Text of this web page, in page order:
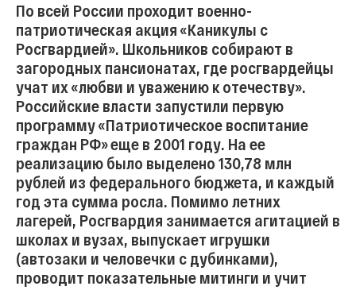
По всей России проходит военно-
патриотическая акция «Каникулы с
Росгвардией». Школьников собирают в
загородных пансионатах, где росгвардейцы
учат их «любви и уважению к отечеству».
Российские власти запустили первую
программу «Патриотическое воспитание
граждан РФ» еще в 2001 году. На ее
реализацию было выделено 130,78 млн
рублей из федерального бюджета, и каждый
год эта сумма росла. Помимо летних
лагерей, Росгвардия занимается агитацией в
школах и вузах, выпускает игрушки
(автозаки и человечки с дубинками),
проводит показательные митинги и учит